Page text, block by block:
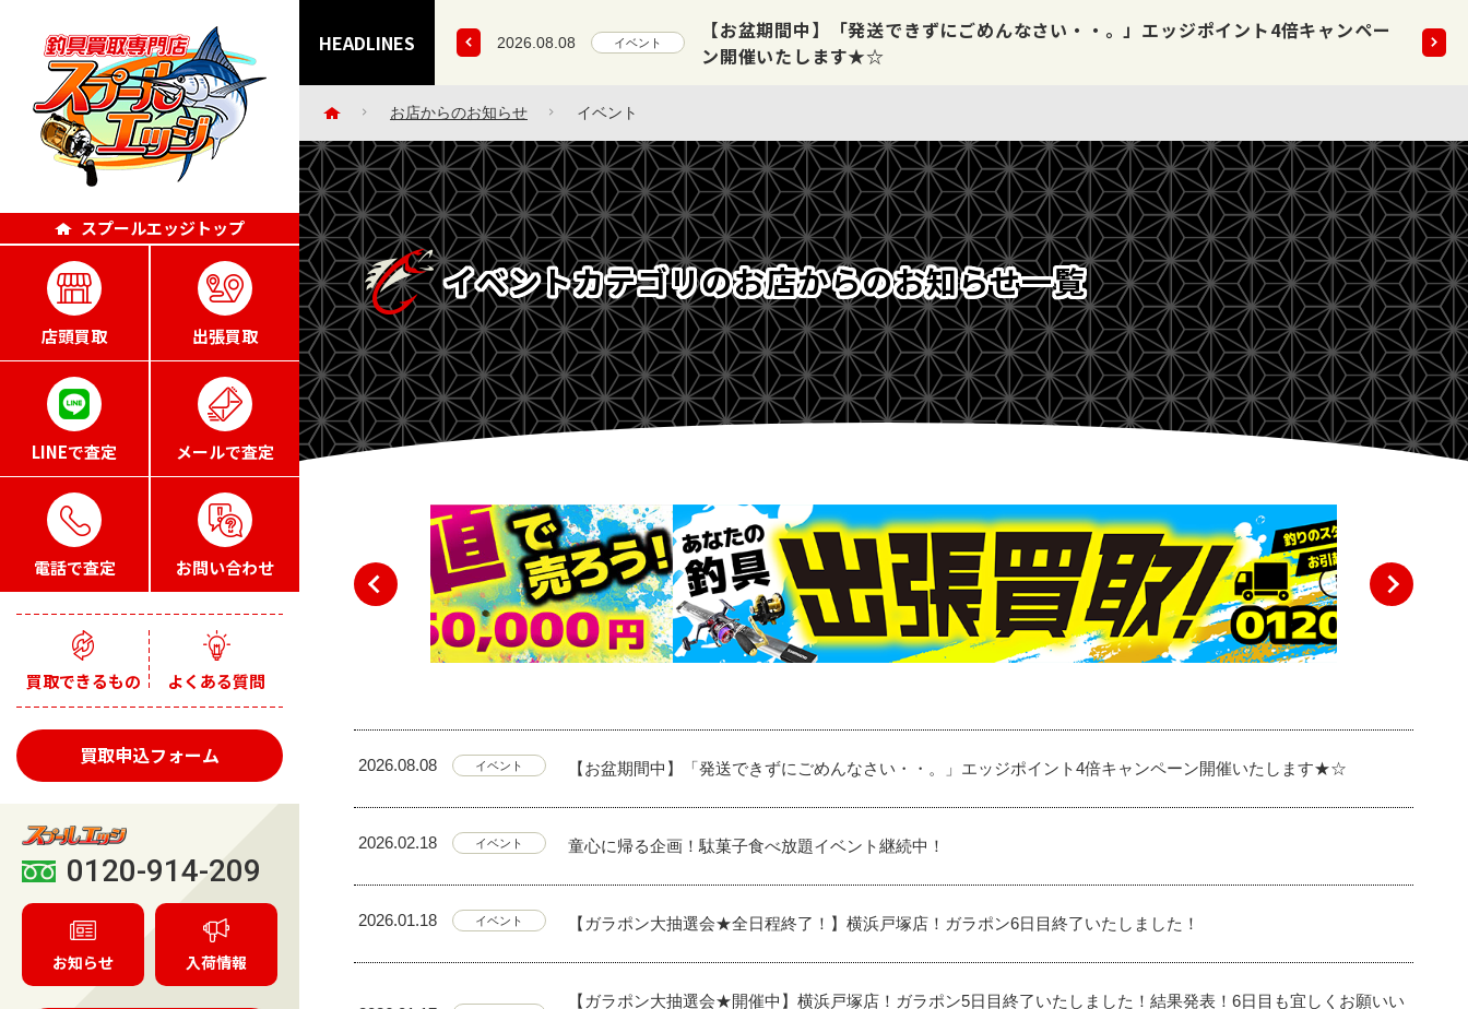
スプールエッジトップ
店頭買取 出張買取
LINEで査定 メールで査定
電話で査定 お問い合わせ
買取できるもの よくある質問
買取申込フォーム
0120-914-209
お知らせ 入荷情報
HEADLINES
ずにごめんなさい・・。」エッジポイント4倍キャンペー 2026.08.07 入荷情報 【新着情報】ロッド・小物など 35点掲載いたしました!!
お店からのお知らせ イベント
イベントカテゴリのお店からのお知らせ一覧
2026.08.08 イベント 【お盆期間中】「発送できずにごめんなさい・・。」エッジポイント4倍キャンペーン開催いたします★☆
2026.02.18 イベント 童心に帰る企画！駄菓子食べ放題イベント継続中！
2026.01.18 イベント 【ガラポン大抽選会★全日程終了！】横浜戸塚店！ガラポン6日目終了いたしました！
【ガラポン大抽選会★開催中】横浜戸塚店！ガラポン5日目終了いたしました！結果発表！6日目も宜しくお願いい